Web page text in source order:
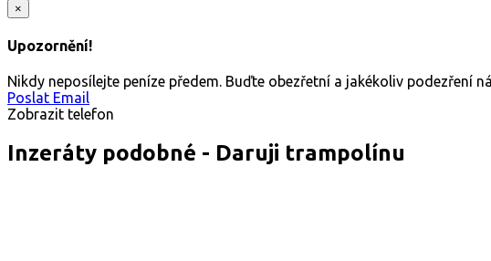
×
Upozornění!
Nikdy neposílejte peníze předem. Buďte obezřetní a jakékoliv podezření
Poslat Email
Zobrazit telefon
Inzeráty podobné - Daruji trampolínu